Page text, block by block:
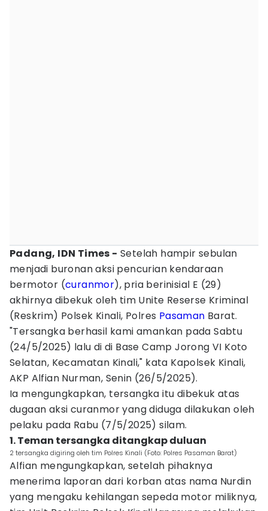
Padang, IDN Times - Setelah hampir sebulan
menjadi buronan aksi pencurian kendaraan
bermotor (curanmor), pria berinisial E (29)
akhirnya dibekuk oleh tim Unite Reserse Kriminal
(Reskrim) Polsek Kinali, Polres Pasaman Barat.
"Tersangka berhasil kami amankan pada Sabtu
(24/5/2025) lalu di di Base Camp Jorong VI Koto
Selatan, Kecamatan Kinali," kata Kapolsek Kinali,
AKP Alfian Nurman, Senin (26/5/2025).
Ia mengungkapkan, tersangka itu dibekuk atas
dugaan aksi curanmor yang diduga dilakukan oleh
pelaku pada Rabu (7/5/2025) silam.
1. Teman tersangka ditangkap duluan
2 tersangka digiring oleh tim Polres Kinali (Foto: Polres Pasaman Barat)
Alfian mengungkapkan, setelah pihaknya
menerima laporan dari korban atas nama Nurdin
yang mengaku kehilangan sepeda motor miliknya,